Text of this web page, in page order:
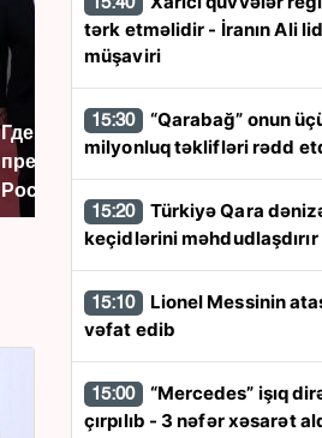
Где будет встреча
президентов США и
России: Европа?
Такую
никто
tərk etməlidir - İranın Ali
müşaviri
15:30
milyonluq təklifləri rədd
15:20
keçidlərini məhdudlaşdırır
15:10
vəfat edib
15:00
çırpılıb - 3 nəfər xəsarət